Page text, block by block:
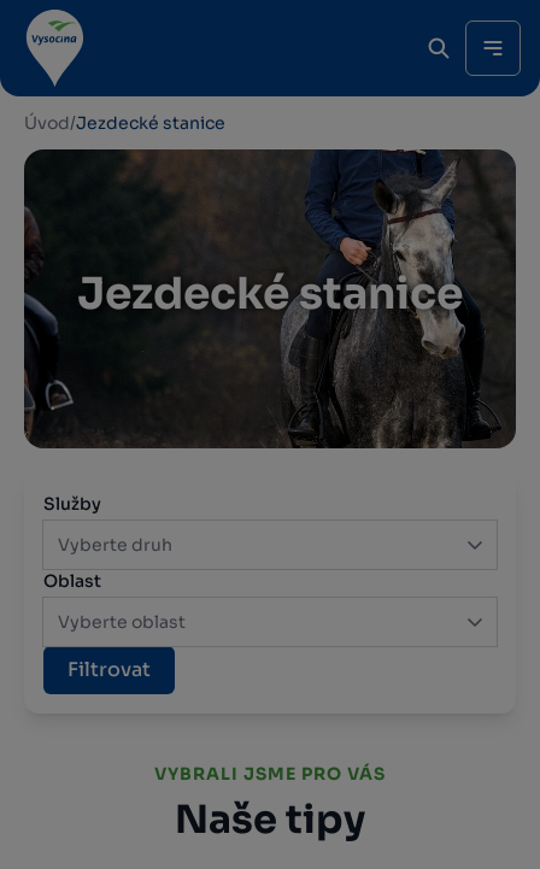
Úvod/Jezdecké stanice
Jezdecké stanice
Služby
Vyberte druh
Oblast
Vyberte oblast
Filtrovat
VYBRALI JSME PRO VÁS
Naše tipy